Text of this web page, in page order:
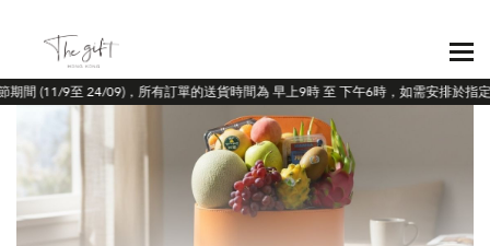
間 (11/9至 24/09)，所有訂單的送貨時間為 早上9時 至 下午6時，如需安排於指定